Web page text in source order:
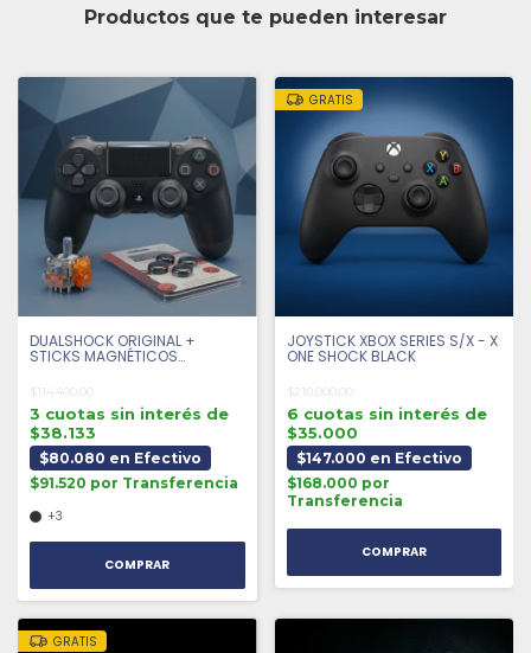
Productos que te pueden interesar
DUALSHOCK ORIGINAL +
STICKS MAGNÉTICOS
SEMINUEVO
$114.400,00
3 cuotas sin interés de
$38.133
$80.080 en Efectivo
$91.520 por Transferencia
+3
COMPRAR
GRATIS
JOYSTICK XBOX SERIES S/X - X
ONE SHOCK BLACK
$210.000,00
6 cuotas sin interés de
$35.000
$147.000 en Efectivo
$168.000 por
Transferencia
GRATIS